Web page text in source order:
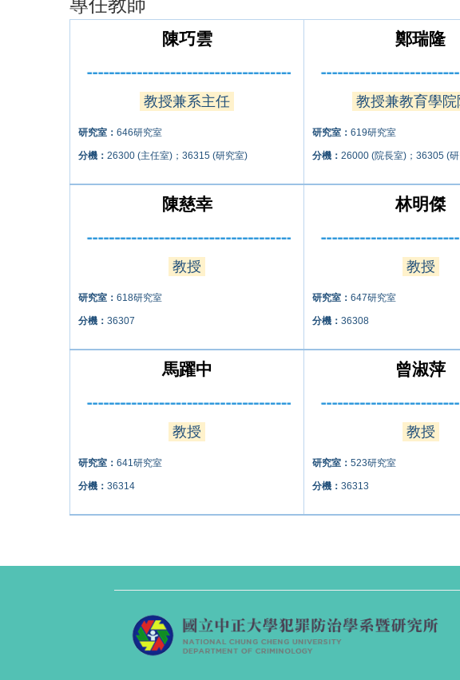
專任教師
陳巧雲
教授兼系主任
研究室： 646研究室
分機： 26300 (主任室)；36315 (研究室)
鄭瑞隆
教授兼教育學院
研究室： 619研究室
分機： 26000 (院長室)；36305 (
陳慈幸
教授
研究室： 618研究室
分機： 36307
林明傑
教授
研究室： 647研究室
分機： 36308
馬躍中
教授
研究室： 641研究室
分機： 36314
曾淑萍
教授
研究室： 523研究室
分機： 36313